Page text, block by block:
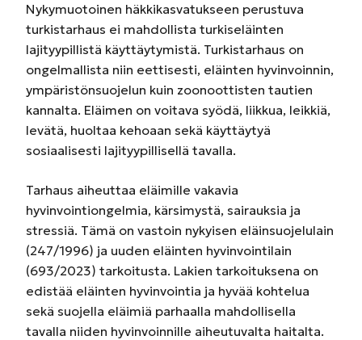
Nykymuotoinen häkkikasvatukseen perustuva
turkistarhaus ei mahdollista turkiseläinten
lajityypillistä käyttäytymistä. Turkistarhaus on
ongelmallista niin eettisesti, eläinten hyvinvoinnin,
ympäristönsuojelun kuin zoonoottisten tautien
kannalta. Eläimen on voitava syödä, liikkua, leikkiä,
levätä, huoltaa kehoaan sekä käyttäytyä
sosiaalisesti lajityypillisellä tavalla.
Tarhaus aiheuttaa eläimille vakavia
hyvinvointiongelmia, kärsimystä, sairauksia ja
stressiä. Tämä on vastoin nykyisen eläinsuojelulain
(247/1996) ja uuden eläinten hyvinvointilain
(693/2023) tarkoitusta. Lakien tarkoituksena on
edistää eläinten hyvinvointia ja hyvää kohtelua
sekä suojella eläimiä parhaalla mahdollisella
tavalla niiden hyvinvoinnille aiheutuvalta haitalta.